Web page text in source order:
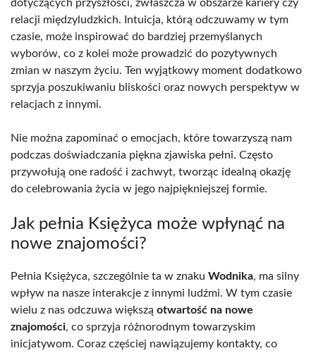
dotyczących przyszłości, zwłaszcza w obszarze kariery czy
relacji międzyludzkich. Intuicja, którą odczuwamy w tym
czasie, może inspirować do bardziej przemyślanych
wyborów, co z kolei może prowadzić do pozytywnych
zmian w naszym życiu. Ten wyjątkowy moment dodatkowo
sprzyja poszukiwaniu bliskości oraz nowych perspektyw w
relacjach z innymi.
Nie można zapominać o emocjach, które towarzyszą nam
podczas doświadczania piękna zjawiska pełni. Często
przywołują one radość i zachwyt, tworząc idealną okazję
do celebrowania życia w jego najpiękniejszej formie.
Jak pełnia Księżyca może wpłynąć na
nowe znajomości?
Pełnia Księżyca, szczególnie ta w znaku Wodnika, ma silny
wpływ na nasze interakcje z innymi ludźmi. W tym czasie
wielu z nas odczuwa większą otwartość na nowe
znajomości, co sprzyja różnorodnym towarzyskim
inicjatywom. Coraz częściej nawiązujemy kontakty, co